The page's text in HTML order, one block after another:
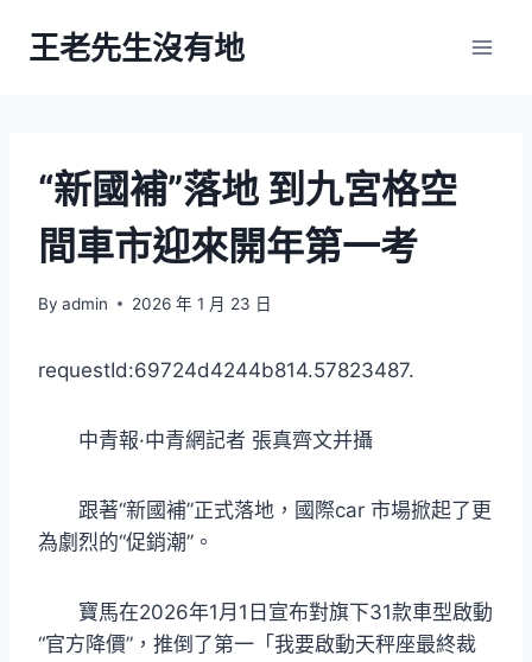
王老先生沒有地
“新國補”落地 到九宮格空
間車市迎來開年第一考
By admin 2026 年 1 月 23 日
requestId:69724d4244b814.57823487.
中青報·中青網記者 張真齊文并攝
跟著“新國補”正式落地，國際car 市場掀起了更
為劇烈的“促銷潮”。
寶馬在2026年1月1日宣布對旗下31款車型啟動
“官方降價”，推倒了第一「我要啟動天秤座最終裁